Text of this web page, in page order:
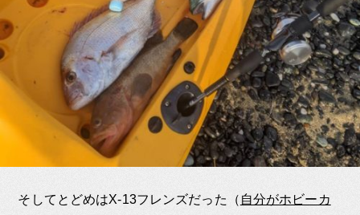
そしてとどめはX-13フレンズだった（ 自分がホビーカ